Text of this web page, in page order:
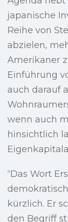
japanische
Reihe von
abzielen,
Amerikaner
Einführung
auch darauf
wenn auch
hinsichtlich
“Das Wort
kürzlich. Er
den Begriff